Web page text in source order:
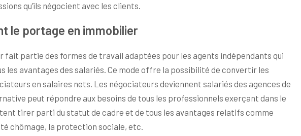
qu’ils négocient avec les clients.
le portage en immobilier
fait partie des formes de travail adaptées pour les agents indépendants qui
les avantages des salariés. Ce mode offre la possibilité de convertir les
en salaires nets. Les négociateurs deviennent salariés des agences de
peut répondre aux besoins de tous les professionnels exerçant dans le
tirer parti du statut de cadre et de tous les avantages relatifs comme
chômage, la protection sociale, etc.